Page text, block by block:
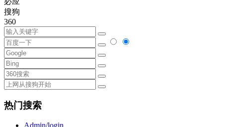
搜狗
360
热门搜索